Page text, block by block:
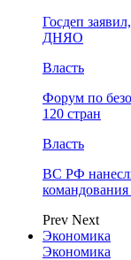
Госдеп
ДНЯО
Власть
Форум по
120 стран
Власть
ВС РФ
Prev Next
Экономика
Экономика